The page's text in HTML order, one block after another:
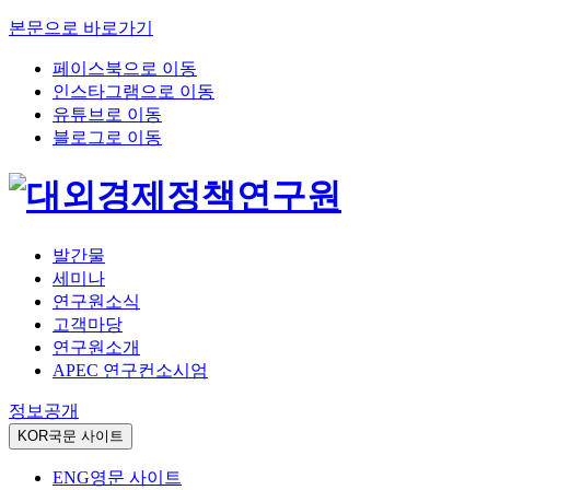
본문으로 바로가기
페이스북으로 이동
인스타그램으로 이동
유튜브로 이동
블로그로 이동
발간물
세미나
연구원소식
고객마당
연구원소개
APEC 연구컨소시엄
정보공개
KOR국문 사이트
ENG영문 사이트